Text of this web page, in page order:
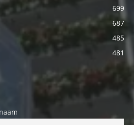
699
687
485
481